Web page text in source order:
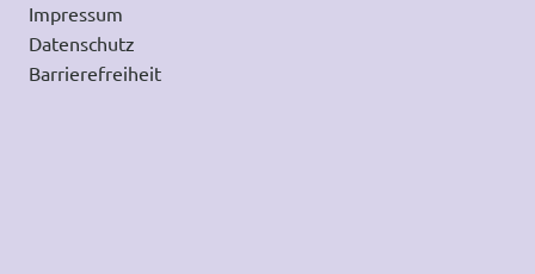
Impressum
Datenschutz
Barrierefreiheit